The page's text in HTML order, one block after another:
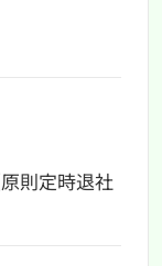
則定時退社